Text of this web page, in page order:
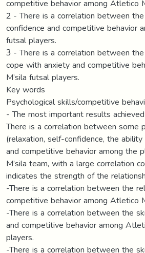
competitive behavior among Atletico
2 - There is a correlation between
confidence and competitive behavior
futsal players.
3 - There is a correlation between
cope with anxiety and competitive
M’sila futsal players.
Key words
Psychological skills/competitive
- The most important results
There is a correlation between some
(relaxation, self-confidence, the
and competitive behavior among the
M’sila team, with a large correlation
indicates the strength of the
-There is a correlation between the
competitive behavior among Atletico
-There is a correlation between the
and competitive behavior among
players.
-There is a correlation between the